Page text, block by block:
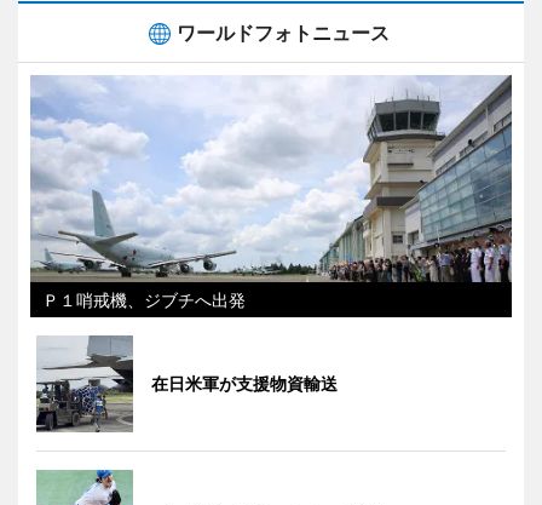
ワールドフォトニュース
Ｐ１哨戒機、ジブチへ出発
在日米軍が支援物資輸送